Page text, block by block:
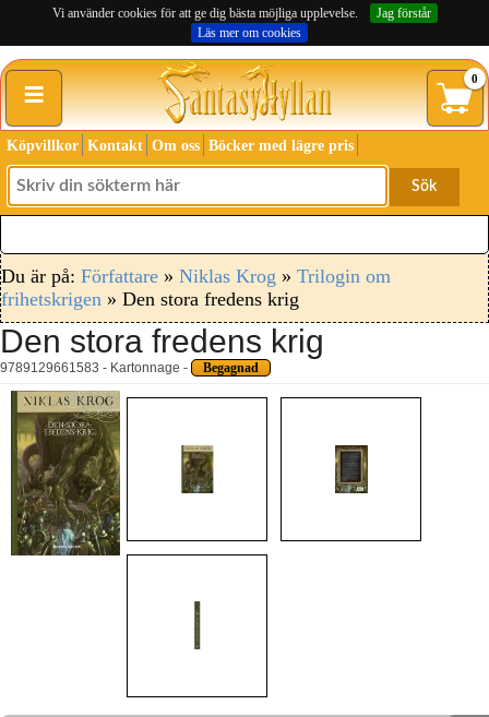
Vi använder cookies för att ge dig bästa möjliga upplevelse.
Jag förstår
Läs mer om cookies
≡ 0
Köpvillkor Kontakt Om oss Böcker med lägre pris
Sök
Du är på: Författare » Niklas Krog » Trilogin om
frihetskrigen » Den stora fredens krig
Den stora fredens krig
9789129661583 - Kartonnage - Begagnad